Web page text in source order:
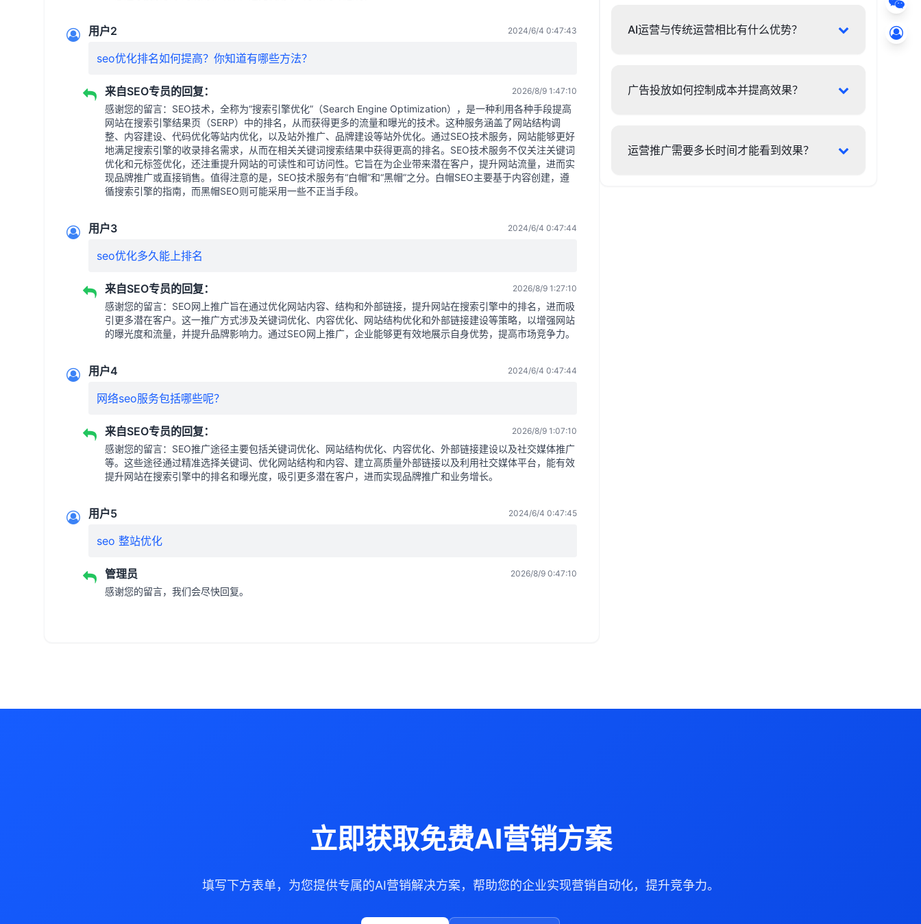
用户2 2024/6/4 0:47:43
seo优化排名如何提高？你知道有哪些方法？
来自SEO专员的回复： 2026/8/9 1:47:10
感谢您的留言：SEO技术，全称为“搜索引擎优化”（Search Engine Optimization），是一种利用各种手段提高
网站在搜索引擎结果页（SERP）中的排名，从而获得更多的流量和曝光的技术。这种服务涵盖了网站结构调
整、内容建设、代码优化等站内优化，以及站外推广、品牌建设等站外优化。通过SEO技术服务，网站能够更好
地满足搜索引擎的收录排名需求，从而在相关关键词搜索结果中获得更高的排名。SEO技术服务不仅关注关键词
优化和元标签优化，还注重提升网站的可读性和可访问性。它旨在为企业带来潜在客户，提升网站流量，进而实
现品牌推广或直接销售。值得注意的是，SEO技术服务有“白帽”和“黑帽”之分。白帽SEO主要基于内容创建，遵
循搜索引擎的指南，而黑帽SEO则可能采用一些不正当手段。
用户3 2024/6/4 0:47:44
seo优化多久能上排名
来自SEO专员的回复： 2026/8/9 1:27:10
感谢您的留言：SEO网上推广旨在通过优化网站内容、结构和外部链接，提升网站在搜索引擎中的排名，进而吸
引更多潜在客户。这一推广方式涉及关键词优化、内容优化、网站结构优化和外部链接建设等策略，以增强网站
的曝光度和流量，并提升品牌影响力。通过SEO网上推广，企业能够更有效地展示自身优势，提高市场竞争力。
用户4 2024/6/4 0:47:44
网络seo服务包括哪些呢？
来自SEO专员的回复： 2026/8/9 1:07:10
感谢您的留言：SEO推广途径主要包括关键词优化、网站结构优化、内容优化、外部链接建设以及社交媒体推广
等。这些途径通过精准选择关键词、优化网站结构和内容、建立高质量外部链接以及利用社交媒体平台，能有效
提升网站在搜索引擎中的排名和曝光度，吸引更多潜在客户，进而实现品牌推广和业务增长。
用户5 2024/6/4 0:47:45
seo 整站优化
管理员 2026/8/9 0:47:10
感谢您的留言，我们会尽快回复。
AI运营与传统运营相比有什么优势？
广告投放如何控制成本并提高效果？
运营推广需要多长时间才能看到效果？
立即获取免费AI营销方案
填写下方表单，为您提供专属的AI营销解决方案，帮助您的企业实现营销自动化，提升竞争力。